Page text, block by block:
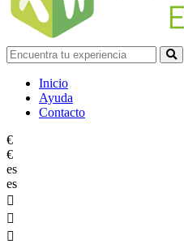
Inicio
Ayuda
Contacto
€
€
es
es


